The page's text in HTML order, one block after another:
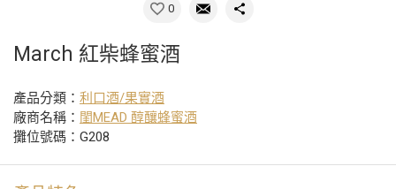
0
March 紅柴蜂蜜酒
產品分類： 利口酒/果實酒
廠商名稱： 閨MEAD 醇釀蜂蜜酒
攤位號碼：G208